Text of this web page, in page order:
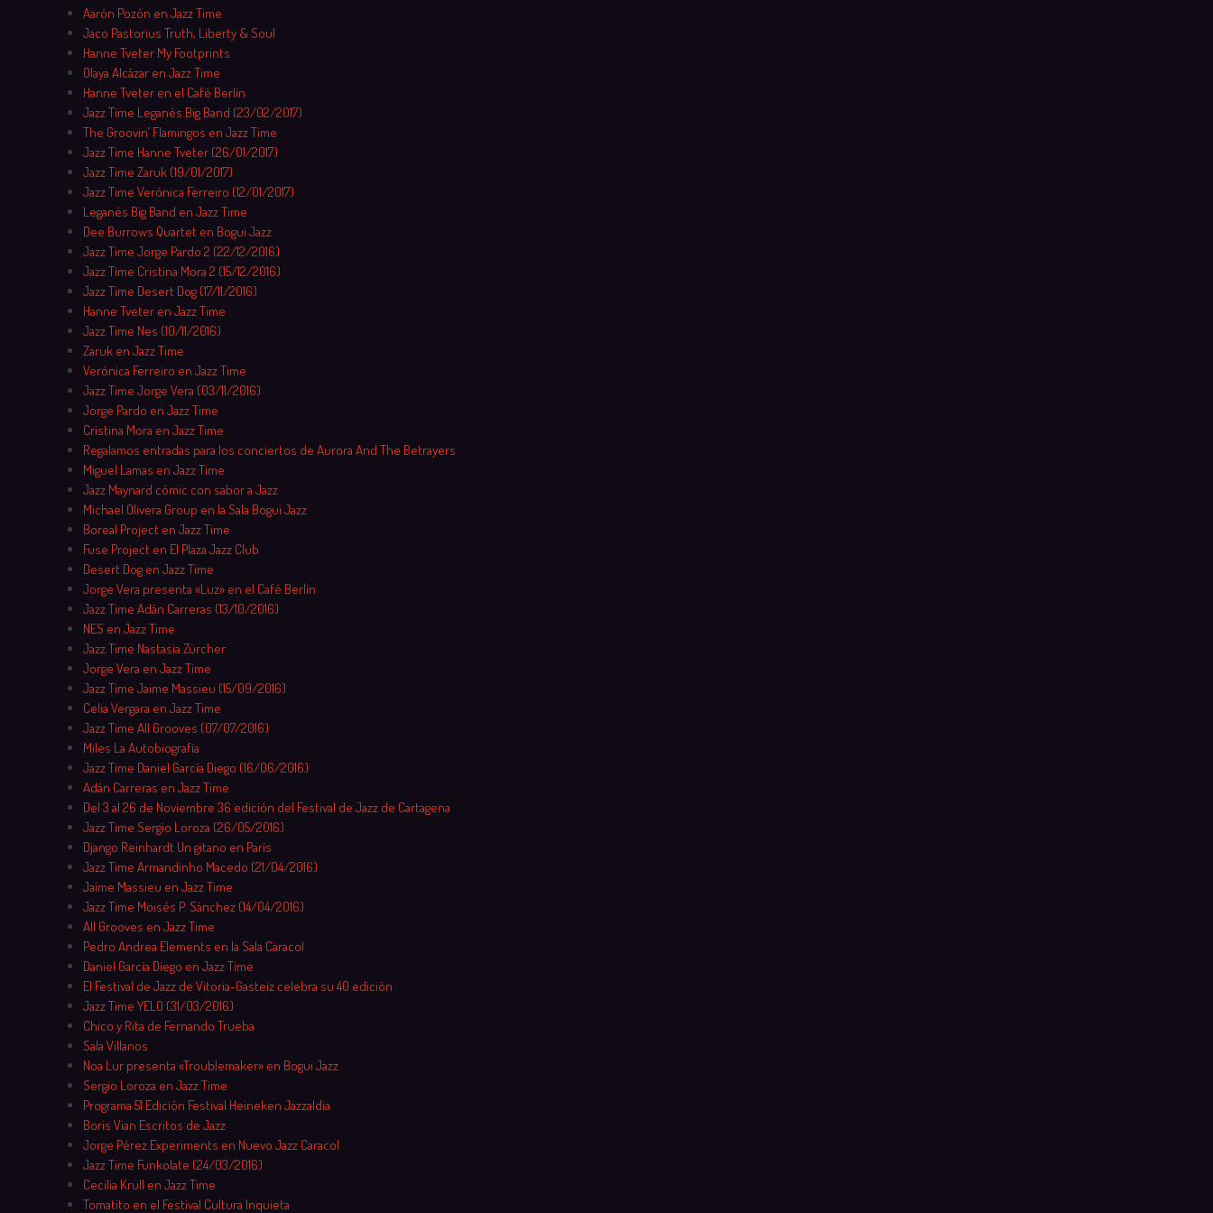
Aarón Pozón en Jazz Time
Jaco Pastorius Truth, Liberty & Soul
Hanne Tveter My Footprints
Olaya Alcázar en Jazz Time
Hanne Tveter en el Café Berlín
Jazz Time Leganés Big Band (23/02/2017)
The Groovin’ Flamingos en Jazz Time
Jazz Time Hanne Tveter (26/01/2017)
Jazz Time Zaruk (19/01/2017)
Jazz Time Verónica Ferreiro (12/01/2017)
Leganés Big Band en Jazz Time
Dee Burrows Quartet en Bogui Jazz
Jazz Time Jorge Pardo 2 (22/12/2016)
Jazz Time Cristina Mora 2 (15/12/2016)
Jazz Time Desert Dog (17/11/2016)
Hanne Tveter en Jazz Time
Jazz Time Nes (10/11/2016)
Zaruk en Jazz Time
Verónica Ferreiro en Jazz Time
Jazz Time Jorge Vera (03/11/2016)
Jorge Pardo en Jazz Time
Cristina Mora en Jazz Time
Regalamos entradas para los conciertos de Aurora And The Betrayers
Miguel Lamas en Jazz Time
Jazz Maynard cómic con sabor a Jazz
Michael Olivera Group en la Sala Bogui Jazz
Boreal Project en Jazz Time
Fuse Project en El Plaza Jazz Club
Desert Dog en Jazz Time
Jorge Vera presenta «Luz» en el Café Berlín
Jazz Time Adán Carreras (13/10/2016)
NES en Jazz Time
Jazz Time Nastasia Zürcher
Jorge Vera en Jazz Time
Jazz Time Jaime Massieu (15/09/2016)
Celia Vergara en Jazz Time
Jazz Time All Grooves (07/07/2016)
Miles La Autobiografía
Jazz Time Daniel García Diego (16/06/2016)
Adán Carreras en Jazz Time
Del 3 al 26 de Noviembre 36 edición del Festival de Jazz de Cartagena
Jazz Time Sergio Loroza (26/05/2016)
Django Reinhardt Un gitano en París
Jazz Time Armandinho Macedo (21/04/2016)
Jaime Massieu en Jazz Time
Jazz Time Moisés P. Sánchez (14/04/2016)
All Grooves en Jazz Time
Pedro Andrea Elements en la Sala Caracol
Daniel García Diego en Jazz Time
El Festival de Jazz de Vitoria-Gasteiz celebra su 40 edición
Jazz Time YELO (31/03/2016)
Chico y Rita de Fernando Trueba
Sala Villanos
Noa Lur presenta «Troublemaker» en Bogui Jazz
Sergio Loroza en Jazz Time
Programa 51 Edición Festival Heineken Jazzaldia
Boris Vian Escritos de Jazz
Jorge Pérez Experiments en Nuevo Jazz Caracol
Jazz Time Funkolate (24/03/2016)
Cecilia Krull en Jazz Time
Tomatito en el Festival Cultura Inquieta